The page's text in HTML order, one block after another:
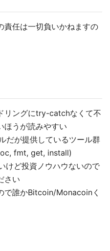
責任は一切負いかねますの
リングにtry-catchなくて不
ほうが読みやすい
だが提供しているツール群
fmt, get, install)
けど投資ノウハウないので
さい
で誰かBitcoin/Monacoinく